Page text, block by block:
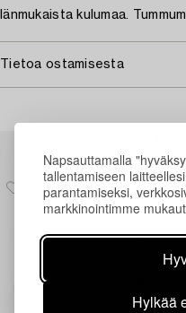
Napsauttamalla
tallentamiseen
parantamiseksi,
markkinointimme
Hylkää
Iänmukaista kulumaa.
Tietoa ostamisesta